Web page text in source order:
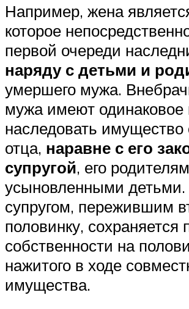
Например, жена
которое
первой очереди
наряду с детьми и
умершего мужа.
мужа имеют одинаковое
наследовать имущество
отца, наравне с его
супругой, его
усыновленными
супругом, пережившим
половинку, сохраняется
собственности на
нажитого в ходе
имущества.